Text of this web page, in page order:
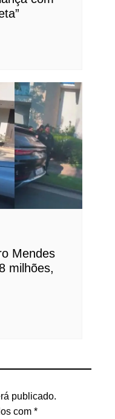
Mendes
milhões,
publicado.
com *